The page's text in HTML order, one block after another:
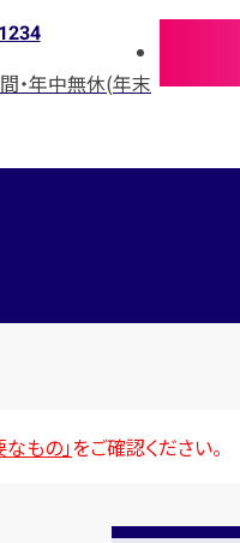
・年中無休(年末
もの」をご確認ください。